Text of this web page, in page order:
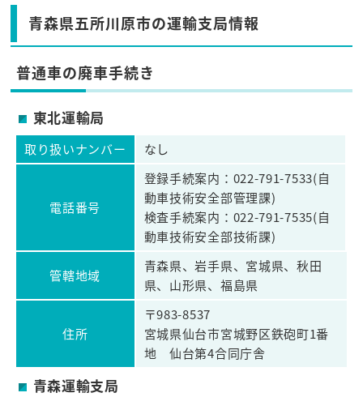
青森県五所川原市の運輸支局情報
普通車の廃車手続き
東北運輸局
取り扱いナンバー なし
電話番号
登録手続案内：022-791-7533(自
動車技術安全部管理課)
検査手続案内：022-791-7535(自
動車技術安全部技術課)
管轄地域
青森県、岩手県、宮城県、秋田
県、山形県、福島県
住所
〒983-8537
宮城県仙台市宮城野区鉄砲町1番
地 仙台第4合同庁舎
青森運輸支局